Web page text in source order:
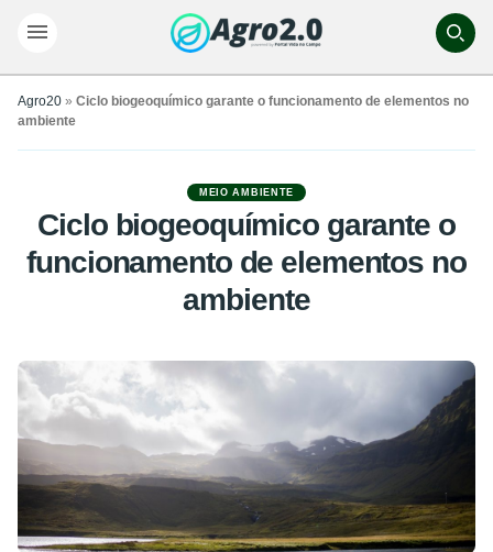
Agro20 » Ciclo biogeoquímico garante o funcionamento de elementos no
ambiente
MEIO AMBIENTE
Ciclo biogeoquímico garante o
funcionamento de elementos no
ambiente